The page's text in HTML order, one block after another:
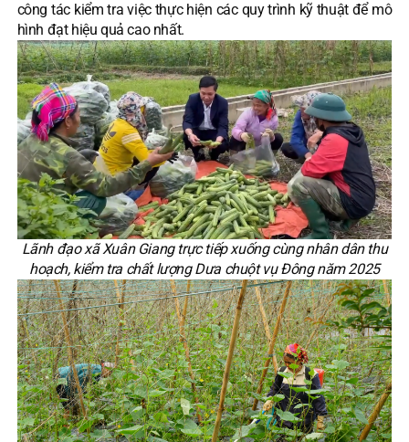
công tác kiểm tra việc thực hiện các quy trình kỹ thuật để mô
hình đạt hiệu quả cao nhất.
Lãnh đạo xã Xuân Giang trực tiếp xuống cùng nhân dân thu
hoạch, kiểm tra chất lượng Dưa chuột vụ Đông năm 2025